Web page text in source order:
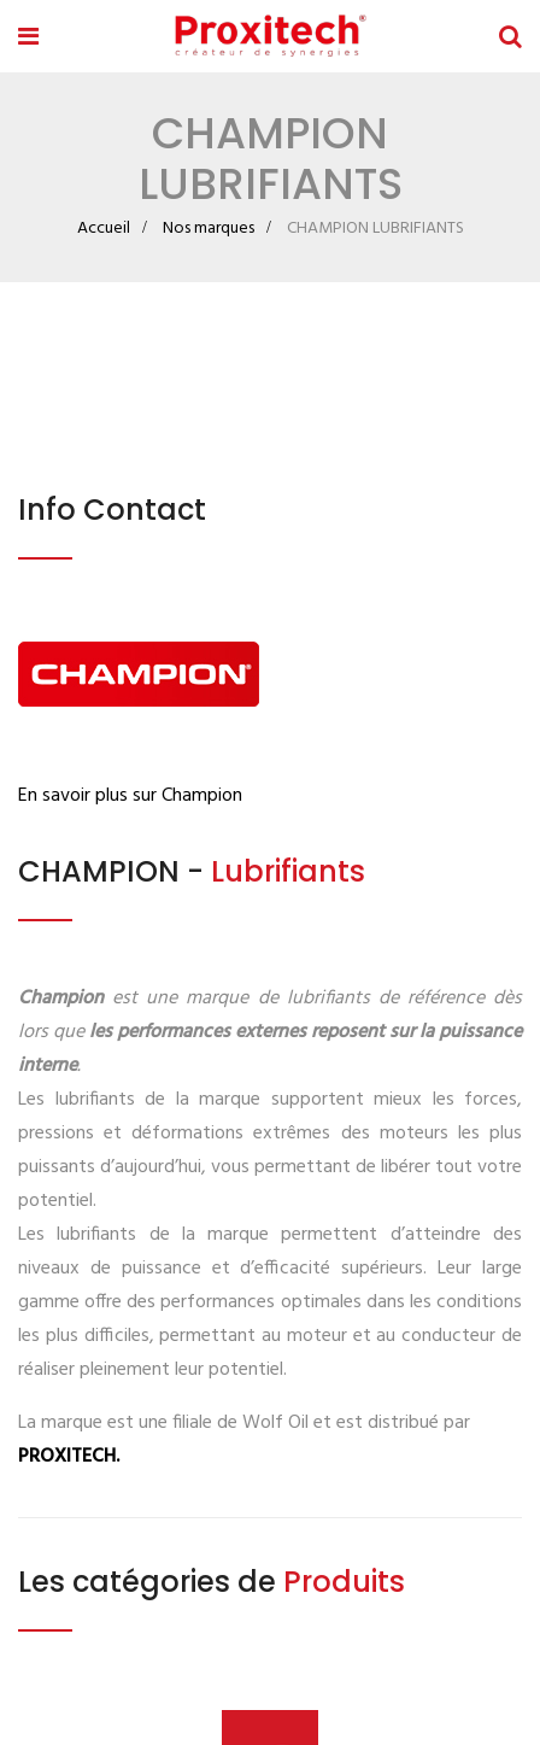
CHAMPION
LUBRIFIANTS
Accueil Nos marques CHAMPION LUBRIFIANTS
Info Contact
En savoir plus sur Champion
CHAMPION - Lubrifiants
Championest une marque de lubrifiants de référence dès
lors queles performances externes reposent sur la puissance
interne.
Les lubrifiants de la marque supportent mieux les forces,
pressions et déformations extrêmes des moteurs les plus
puissants d’aujourd’hui, vous permettant de libérer tout votre
potentiel.
Les lubrifiants de la marque permettent d’atteindre des
niveaux de puissance et d’efficacité supérieurs. Leur large
gamme offre des performances optimales dans les conditions
les plus difficiles, permettant au moteur et au conducteur de
réaliser pleinement leur potentiel.
La marque est une filiale de Wolf Oil et est distribué par
PROXITECH.
Les catégories de Produits